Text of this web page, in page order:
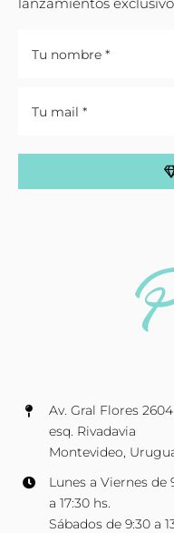
Av. Gral Flores 2604
esq. Rivadavia
Montevideo,
Lunes a Viernes de
a 17:30 hs.
Sábados de 9:30 a